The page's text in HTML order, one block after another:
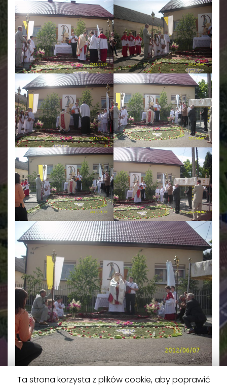
Ta strona korzysta z plików cookie, aby poprawić